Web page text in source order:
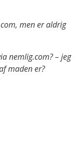
men er aldrig
nemlig.com? – jeg
maden er?